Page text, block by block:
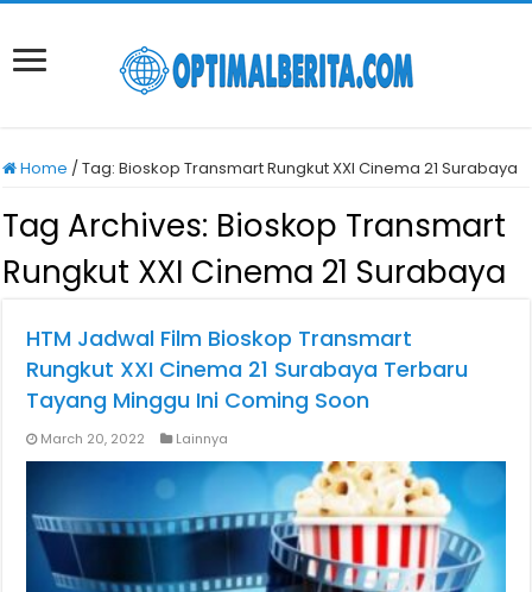
Home /Tag:Bioskop Transmart Rungkut XXI Cinema 21 Surabaya
Tag Archives: Bioskop Transmart
Rungkut XXI Cinema 21 Surabaya
HTM Jadwal Film Bioskop Transmart
Rungkut XXI Cinema 21 Surabaya Terbaru
Tayang Minggu Ini Coming Soon
March 20, 2022 Lainnya